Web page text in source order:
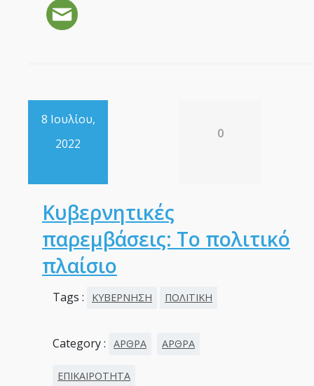
8 Ιουλίου,
2022
0
Κυβερνητικές
παρεμβάσεις: Το πολιτικό
πλαίσιο
Tags : ΚΥΒΕΡΝΗΣΗ ΠΟΛΙΤΙΚΗ
Category : ΑΡΘΡΑ ΑΡΘΡΑ
ΕΠΙΚΑΙΡΟΤΗΤΑ